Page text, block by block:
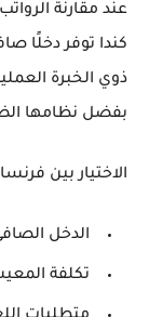
عند مقارنة الرواتب بين
كندا توفر دخلًا
ذوي الخبرة
بفضل نظامها
الاختيار بين
الدخل
تكلفة